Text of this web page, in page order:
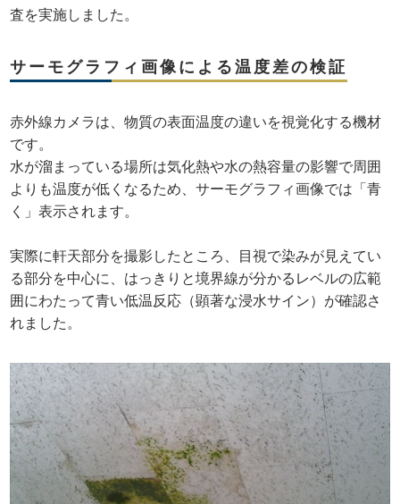
査を実施しました。
サーモグラフィ画像による温度差の検証
赤外線カメラは、物質の表面温度の違いを視覚化する機材
です。
水が溜まっている場所は気化熱や水の熱容量の影響で周囲
よりも温度が低くなるため、サーモグラフィ画像では「青
く」表示されます。
実際に軒天部分を撮影したところ、目視で染みが見えてい
る部分を中心に、はっきりと境界線が分かるレベルの広範
囲にわたって青い低温反応（顕著な浸水サイン）が確認さ
れました。